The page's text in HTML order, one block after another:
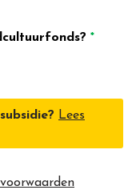
*
Lees